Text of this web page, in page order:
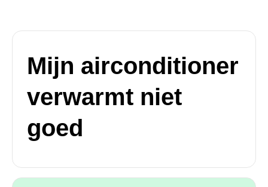
Mijn airconditioner
verwarmt niet
goed